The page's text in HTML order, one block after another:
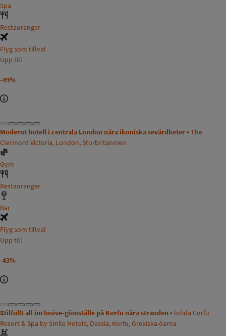
Spa
Restauranger
Flyg som tillval
Upp till
-49%
Modernt hotell i centrala London nära ikoniska sevärdheter • The
Clermont Victoria, London, Storbritannien
Gym
Restauranger
Bar
Flyg som tillval
Upp till
-43%
Stilfullt all inclusive-gömställe på Korfu nära stranden • Iolida Corfu
Resort & Spa by Smile Hotels, Dassia, Korfu, Grekiska öarna